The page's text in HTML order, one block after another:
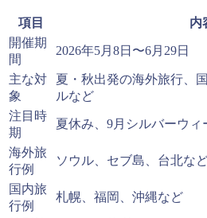
項目
内
開催期
間
2026年5月8日〜6月29日
主な対
象
夏・秋出発の海外旅行、
ルなど
注目時
期
夏休み、9月シルバーウィ
海外旅
行例
ソウル、セブ島、台北な
国内旅
行例
札幌、福岡、沖縄など